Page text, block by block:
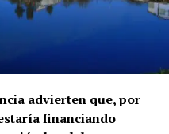
advierten que, por
financiando